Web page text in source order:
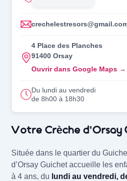
La crèche Crèche
Votre Crèche d’Orsay
Située dans le quartier du
d’Orsay Guichet accueille les
à 4 ans, du lundi au vendredi,
4 Place des Planches
91400 Orsay
Ouvrir dans Google Maps →
Du lundi au vendredi
de 8h00 à 18h30